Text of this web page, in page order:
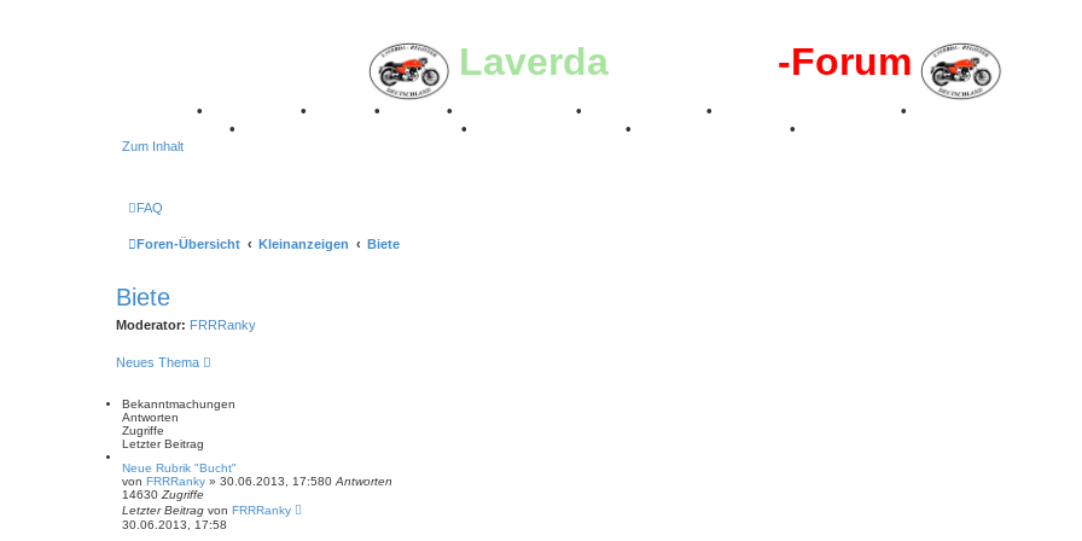
Laverda -Forum
• • • • • • •
• • • •
Zum Inhalt
FAQ
Foren-Übersicht Kleinanzeigen Biete
Biete
Moderator: FRRRanky
Neues Thema
Bekanntmachungen
Antworten
Zugriffe
Letzter Beitrag
Neue Rubrik "Bucht"
von FRRRanky » 30.06.2013, 17:580Antworten
14630 Zugriffe
Letzter Beitrag von FRRRanky
30.06.2013, 17:58